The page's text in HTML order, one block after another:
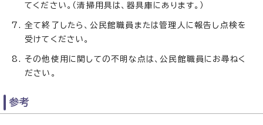
てください。（清掃用具は、器具庫にあります。）
全て終了したら、公民館職員または管理人に報告し点検を
受けてください。
その他使用に関しての不明な点は、公民館職員にお尋ねく
ださい。
参考